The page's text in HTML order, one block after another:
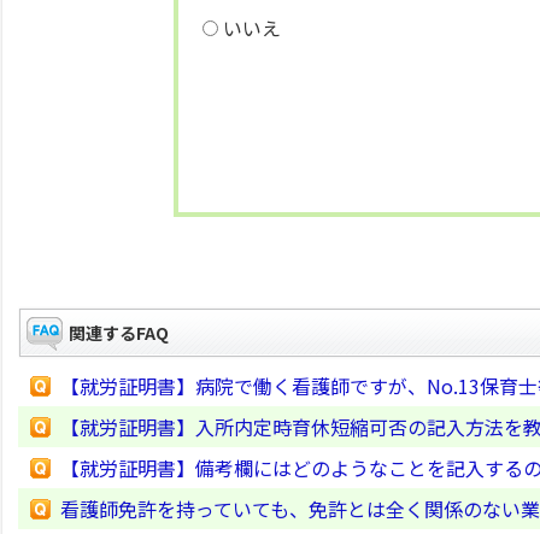
いいえ
関連するFAQ
【就労証明書】病院で働く看護師ですが、No.13保育
【就労証明書】入所内定時育休短縮可否の記入方法を
【就労証明書】備考欄にはどのようなことを記入する
看護師免許を持っていても、免許とは全く関係のない